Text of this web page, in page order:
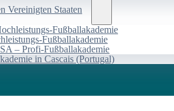
Vereinigten Staaten
Fußballakademie
Fußballakademie
– Profi-Fußballakademie
in Cascais (Portugal)